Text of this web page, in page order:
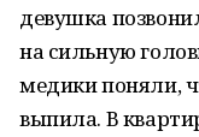
девушка
на сильную
медики поняли,
выпила. В